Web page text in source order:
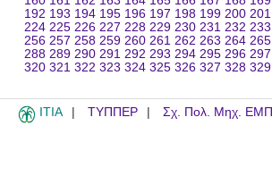
192 193 194 195 196 197 198 199 200 201
224 225 226 227 228 229 230 231 232 233
256 257 258 259 260 261 262 263 264 265
288 289 290 291 292 293 294 295 296 297
320 321 322 323 324 325 326 327 328 329
ITIA ΤΥΠΠΕΡ Σχ. Πολ. Μηχ. ΕΜΠ